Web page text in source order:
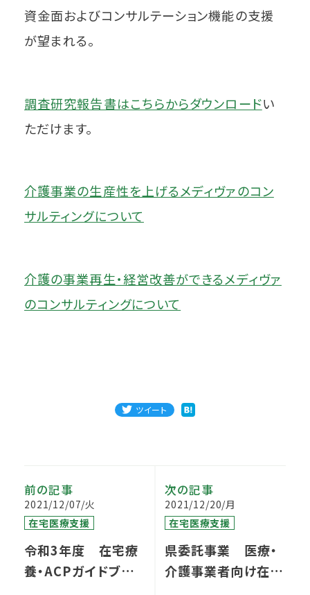
資金面およびコンサルテーション機能の支援
が望まれる。
調査研究報告書はこちらからダウンロードい
ただけます。
介護事業の生産性を上げるメディヴァのコン
サルティングについて
介護の事業再生・経営改善ができるメディヴァ
のコンサルティングについて
ツイート
前の記事
2021/12/07/火
在宅医療支援
令和3年度 在宅療
養・ACPガイドブック
次の記事
2021/12/20/月
在宅医療支援
県委託事業 医療・
介護事業者向け在宅